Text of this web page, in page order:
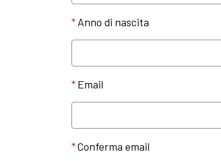
Anno di nascita
Email
Conferma email